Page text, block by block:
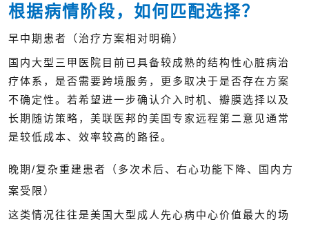
根据病情阶段，如何匹配选择？
早中期患者（治疗方案相对明确）
国内大型三甲医院目前已具备较成熟的结构性心脏病治
疗体系，是否需要跨境服务，更多取决于是否存在方案
不确定性。若希望进一步确认介入时机、瓣膜选择以及
长期随访策略，美联医邦的美国专家远程第二意见通常
是较低成本、效率较高的路径。
晚期/复杂重建患者（多次术后、右心功能下降、国内方
案受限）
这类情况往往是美国大型成人先心病中心价值最大的场